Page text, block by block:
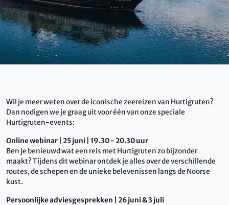
Wil je meer weten over de iconische zeereizen van Hurtigruten?
Dan nodigen we je graag uit voor één van onze speciale
Hurtigruten-events:
Online webinar | 25 juni | 19.30 - 20.30 uur
Ben je benieuwd wat een reis met Hurtigruten zo bijzonder
maakt? Tijdens dit webinar ontdek je alles over de verschillende
routes, de schepen en de unieke belevenissen langs de Noorse
kust.
Persoonlijke adviesgesprekken | 26 juni & 3 juli